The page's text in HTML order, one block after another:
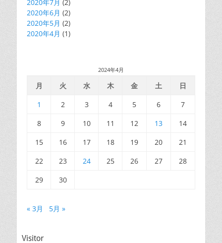
2020年7月 (2)
2020年6月 (2)
2020年5月 (2)
2020年4月 (1)
2024年4月
月 火 水 木 金 土
日
1
2 3 4 5 6
7
8
9 10 11 12 13
14
15
16 17 18 19 20
21
22
23 24 25 26 27
28
29
30
« 3月 5月 »
Visitor